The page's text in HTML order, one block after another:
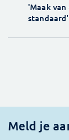
'Maak
standaard'
Meld je